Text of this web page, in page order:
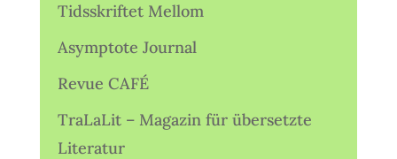
Tidsskriftet Mellom
Asymptote Journal
Revue CAFÉ
TraLaLit – Magazin für übersetzte
Literatur